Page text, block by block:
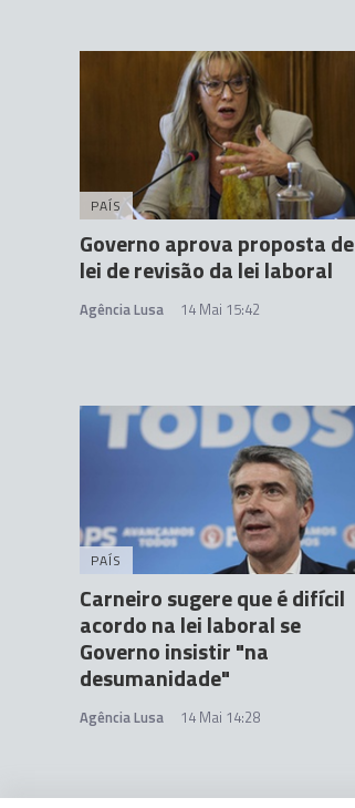
PAÍS
Governo aprova proposta de
lei de revisão da lei laboral
Agência Lusa 14 Mai 15:42
PAÍS
Carneiro sugere que é difícil
acordo na lei laboral se
Governo insistir "na
desumanidade"
Agência Lusa 14 Mai 14:28